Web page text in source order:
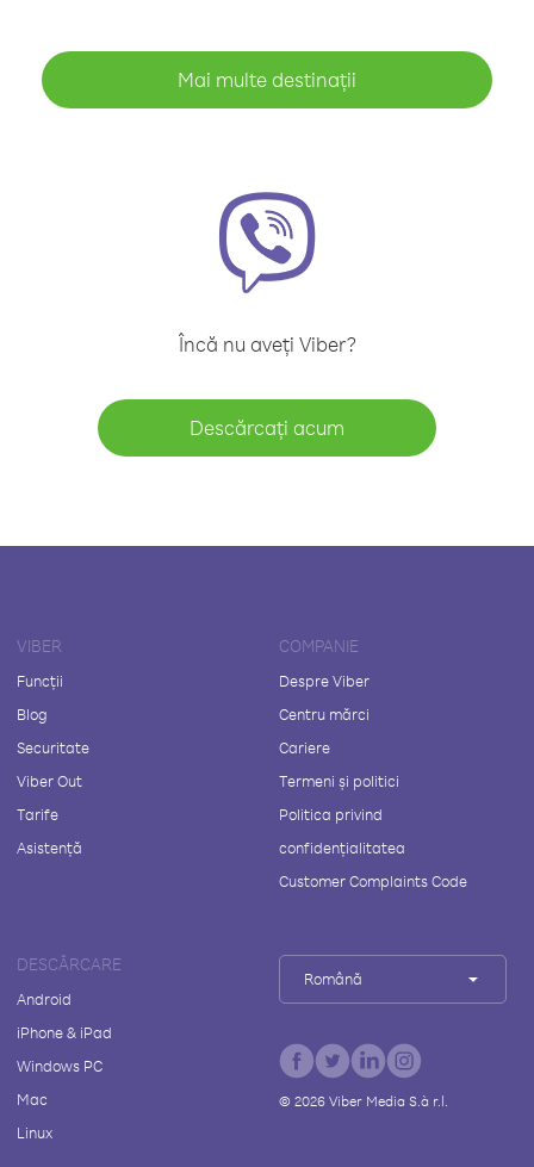
Mai multe destinații
Încă nu aveți Viber?
Descărcați acum
VIBER
Funcții
Blog
Securitate
Viber Out
Tarife
Asistență
COMPANIE
Despre Viber
Centru mărci
Cariere
Termeni și politici
Politica privind
confidențialitatea
Customer Complaints Code
DESCĂRCARE
Android
iPhone & iPad
Windows PC
Mac
Linux
Română
© 2026Viber Media S.à r.l.